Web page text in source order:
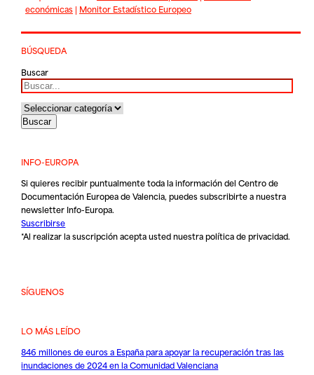
económicas| Monitor Estadístico Europeo
BÚSQUEDA
Buscar
INFO-EUROPA
Si quieres recibir puntualmente toda la información del Centro de
Documentación Europea de Valencia, puedes subscribirte a nuestra
newsletter Info-Europa.
Suscribirse
*Al realizar la suscripción acepta usted nuestrapolítica de privacidad.
SÍGUENOS
LO MÁS LEÍDO
846 millones de euros a España para apoyar la recuperación tras las
inundaciones de 2024 en la Comunidad Valenciana